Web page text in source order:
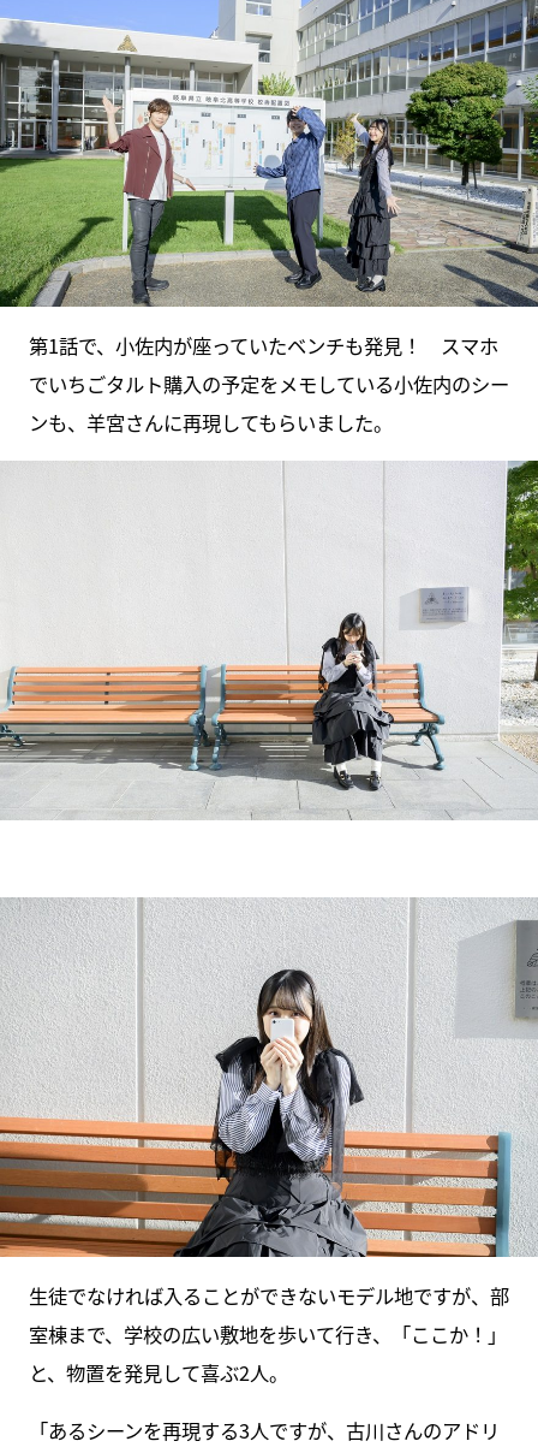
第1話で、小佐内が座っていたベンチも発見！ スマホ
でいちごタルト購入の予定をメモしている小佐内のシー
ンも、羊宮さんに再現してもらいました。
生徒でなければ入ることができないモデル地ですが、部
室棟まで、学校の広い敷地を歩いて行き、「ここか！」
と、物置を発見して喜ぶ2人。
「あるシーンを再現する3人ですが、古川さんのアドリ